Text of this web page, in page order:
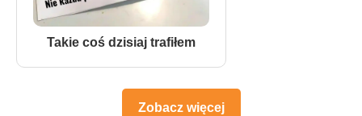
Takie coś dzisiaj trafiłem
Zobacz więcej